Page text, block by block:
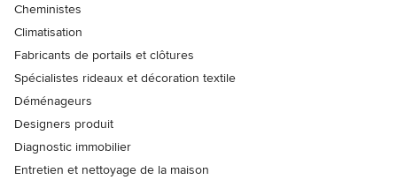
Cheministes
Climatisation
Fabricants de portails et clôtures
Spécialistes rideaux et décoration textile
Déménageurs
Designers produit
Diagnostic immobilier
Entretien et nettoyage de la maison